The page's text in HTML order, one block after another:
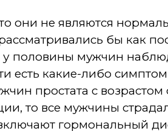
они не являются
бы как
половины мужчин
есть какие-либо
простата с возрастом
то все мужчины
гормональный